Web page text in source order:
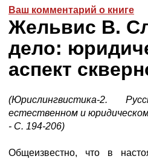
Ваш комментарий о книге
Жельвис В.
дело:
аспект
(Юрислингвистика-2.
естественном и
- С. 194-206)
Общеизвестно, что в